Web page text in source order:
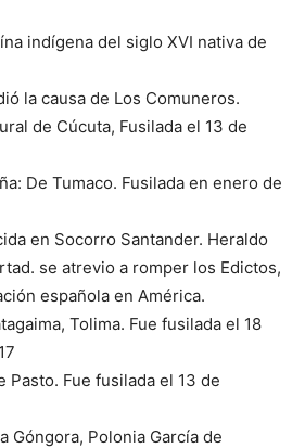
indígena del siglo XVI nativa de
la causa de Los Comuneros.
de Cúcuta, Fusilada el 13 de
De Tumaco. Fusilada en enero de
en Socorro Santander. Heraldo
se atrevio a romper los Edictos,
española en América.
Tolima. Fue fusilada el 18
Pasto. Fue fusilada el 13 de
Góngora, Polonia García de